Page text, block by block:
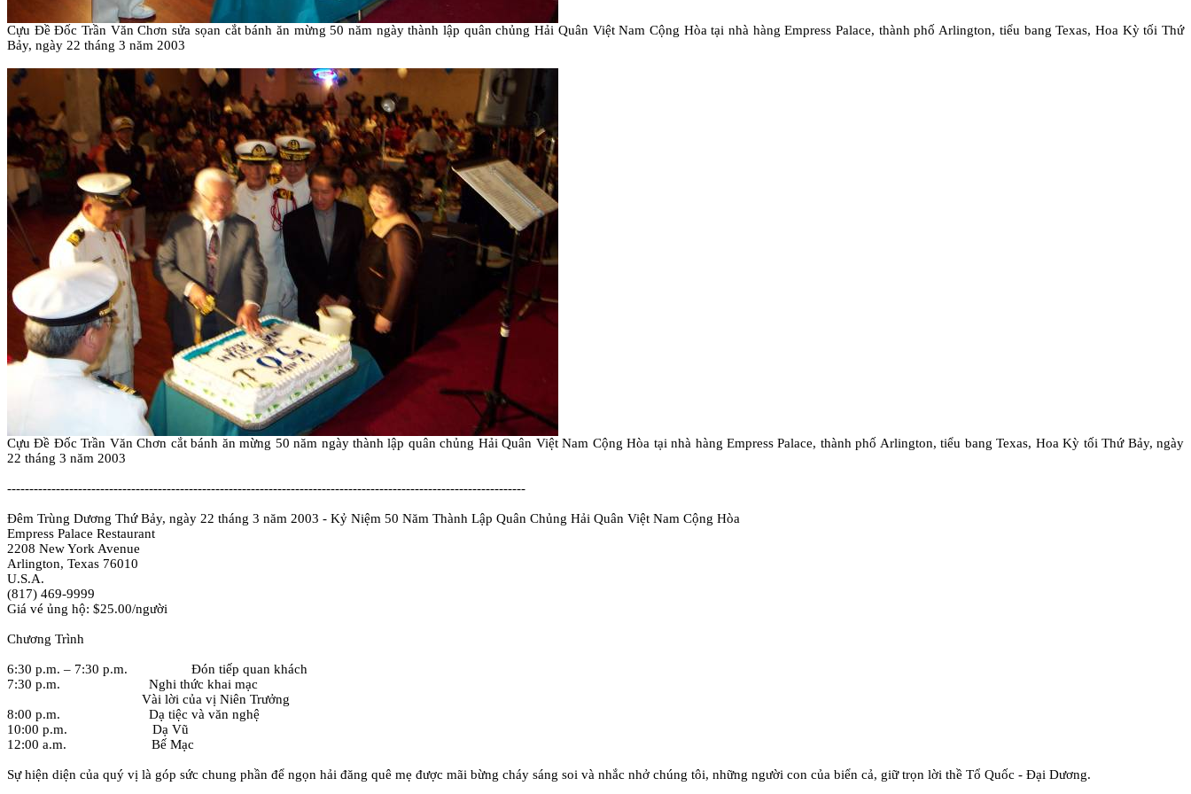
Cựu Ðề Ðốc Trần Văn Chơn sửa sọan cắt bánh ăn mừng 50 năm ngày thành lập quân chủng Hải Quân Việt Nam Cộng Hòa tại nhà hàng Empress Palace, thành phố Arlington, tiểu bang Texas, Hoa Kỳ tối Thứ
Bảy, ngày 22 tháng 3 năm 2003
Cựu Ðề Ðốc Trần Văn Chơn cắt bánh ăn mừng 50 năm ngày thành lập quân chủng Hải Quân Việt Nam Cộng Hòa tại nhà hàng Empress Palace, thành phố Arlington, tiểu bang Texas, Hoa Kỳ tối Thứ Bảy, ngày
22 tháng 3 năm 2003
---------------------------------------------------------------------------------------------------------------------
Ðêm Trùng Dương Thứ Bảy, ngày 22 tháng 3 năm 2003 - Kỷ Niệm 50 Năm Thành Lập Quân Chủng Hải Quân Việt Nam Cộng Hòa
Empress Palace Restaurant
2208 New York Avenue
Arlington, Texas 76010
U.S.A.
(817) 469-9999
Giá vé ủng hộ: $25.00/người
Chương Trình
6:30 p.m. – 7:30 p.m.
Ðón tiếp quan khách
7:30 p.m.
Nghi thức khai mạc
Vài lời của vị Niên Trưởng
8:00 p.m.
Dạ tiệc và văn nghệ
10:00 p.m.
Dạ Vũ
12:00 a.m.
Bế Mạc
Sự hiện diện của quý vị là góp sức chung phần để ngọn hải đăng quê mẹ được mãi bừng cháy sáng soi và nhắc nhở chúng tôi, những người con của biển cả, giữ trọn lời thề Tổ Quốc - Ðại Dương.